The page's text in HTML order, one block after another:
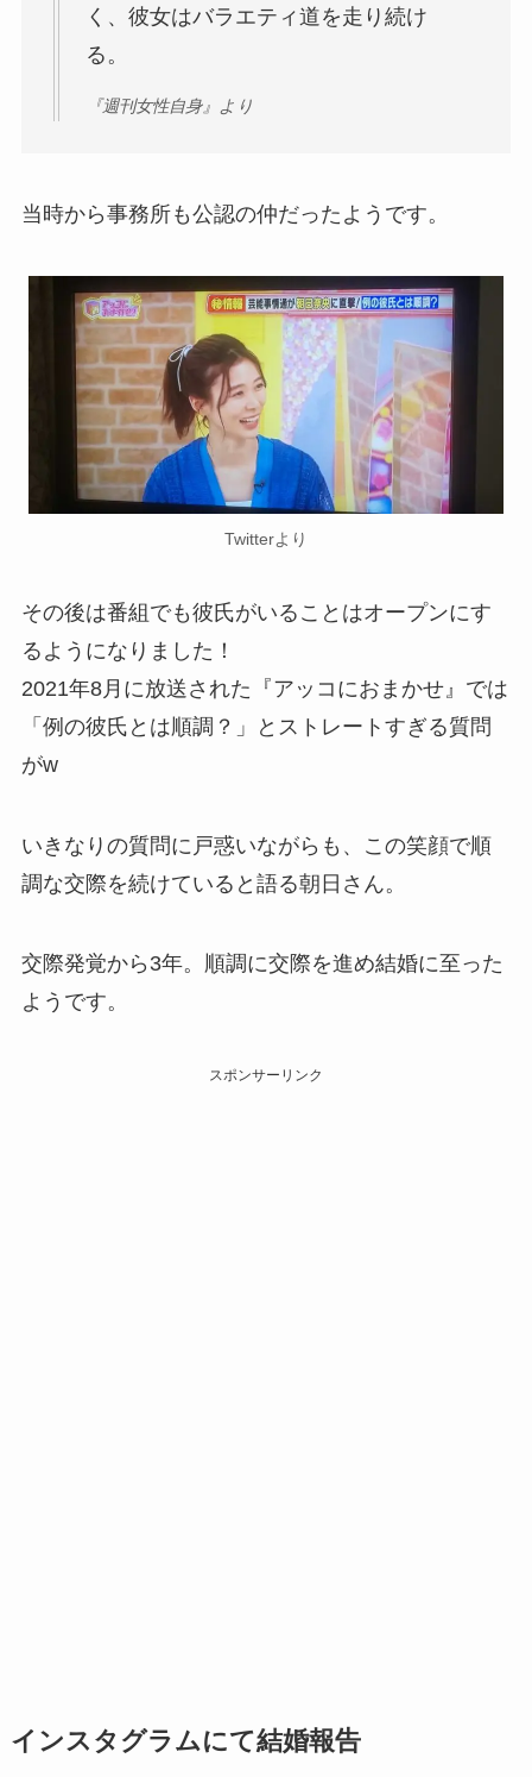
く、彼女はバラエティ道を走り続け
る。
『週刊女性自身』より
当時から事務所も公認の仲だったようです。
Twitterより
その後は番組でも彼氏がいることはオープンにす
るようになりました！
2021年8月に放送された『アッコにおまかせ』では
「例の彼氏とは順調？」とストレートすぎる質問
がw
いきなりの質問に戸惑いながらも、この笑顔で順
調な交際を続けていると語る朝日さん。
交際発覚から3年。順調に交際を進め結婚に至った
ようです。
スポンサーリンク
インスタグラムにて結婚報告